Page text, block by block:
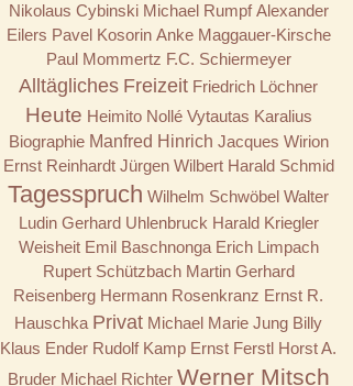
Nikolaus Cybinski Michael Rumpf Alexander
Eilers Pavel Kosorin Anke Maggauer-Kirsche
Paul Mommertz F.C. Schiermeyer
Alltägliches Freizeit Friedrich Löchner
Heute Heimito Nollé Vytautas Karalius
Biographie Manfred Hinrich Jacques Wirion
Ernst Reinhardt Jürgen Wilbert Harald Schmid
Tagesspruch Wilhelm Schwöbel Walter
Ludin Gerhard Uhlenbruck Harald Kriegler
Weisheit Emil Baschnonga Erich Limpach
Rupert Schützbach Martin Gerhard
Reisenberg Hermann Rosenkranz Ernst R.
Hauschka Privat Michael Marie Jung Billy
Klaus Ender Rudolf Kamp Ernst Ferstl Horst A.
Bruder Michael Richter Werner Mitsch